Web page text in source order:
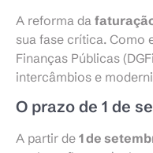
A reforma da
sua fase crítica. Como
Finanças Públicas
intercâmbios e
O prazo de 1 de
A partir de 1 de